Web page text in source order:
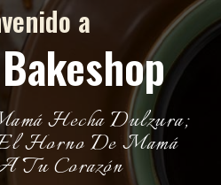
a
Hecha Dulzura;
Horno De Mamá
Tu Corazón